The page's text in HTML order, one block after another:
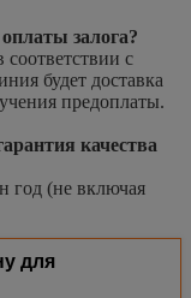
залога?
с
будет доставка
предоплаты.
качества
год (не включая
для